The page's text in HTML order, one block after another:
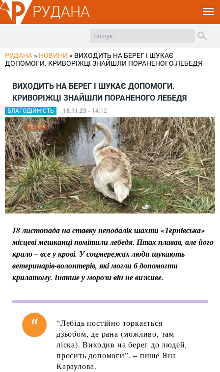
РУДАНА
РУДАНА » НОВИНИ » ВИХОДИТЬ НА БЕРЕГ І ШУКАЄ
ДОПОМОГИ. КРИВОРІЖЦІ ЗНАЙШЛИ ПОРАНЕНОГО ЛЕБЕДЯ
ВИХОДИТЬ НА БЕРЕГ І ШУКАЄ ДОПОМОГИ.
КРИВОРІЖЦІ ЗНАЙШЛИ ПОРАНЕНОГО ЛЕБЕДЯ
БЛАГОДІЙНІСТЬ 18.11.23 - 14:12
18 листопадана ставку неподалік шахти «Тернівська»
місцеві мешканці помітили лебедя. Птах плавав, але його
крило – все у крові. У соцмережах люди шукають
ветеринарів-волонтерів, які могли б допомогти
крилатому. Інакше у морози він не виживе.
“Лебідь постійно торкається
дзьобом, де рана (можливо, там
ліска). Виходив на берег до людей,
просить допомоги”, – пише Яна
Караулова.